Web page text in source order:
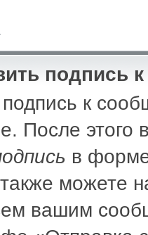
подпись
к
После
в
можете
вашим